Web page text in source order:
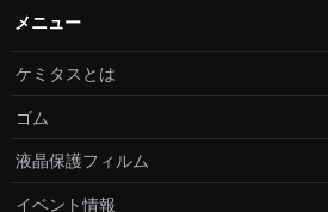
メニュー
ケミタスとは
ゴム
液晶保護フィルム
イベント情報